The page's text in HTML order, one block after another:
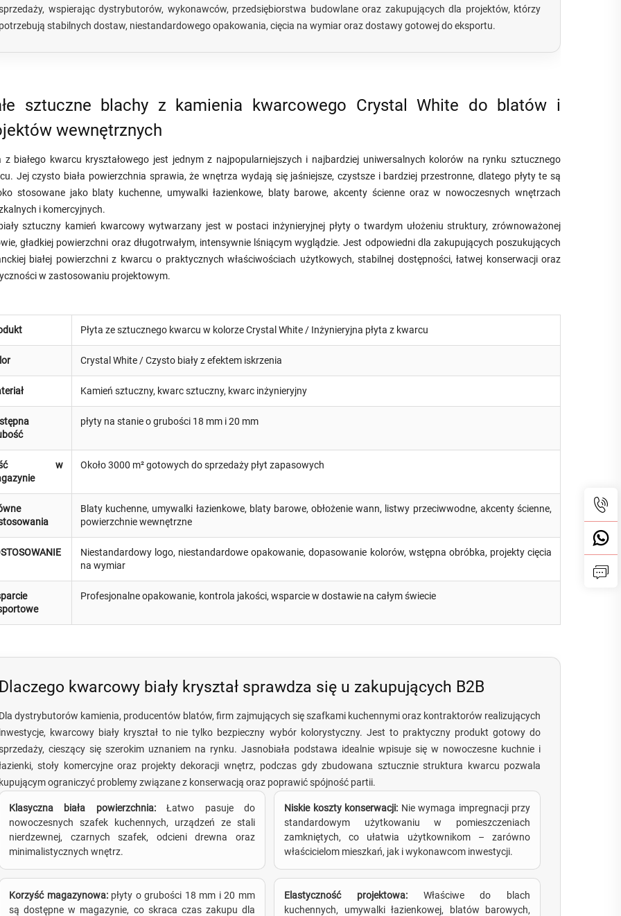
wspierając dystrybutorów, wykonawców, przedsiębiorstwa budowlane oraz zakupujących dla projektów, którzy
potrzebują stabilnych dostaw, niestandardowego opakowania, cięcia na wymiar oraz dostawy gotowej do eksportu.
sztuczne blachy z kamienia kwarcowego Crystal White do blatów i
wewnętrznych
z białego kwarcu kryształowego jest jednym z najpopularniejszych i najbardziej uniwersalnych kolorów na rynku sztucznego
Jej czysto biała powierzchnia sprawia, że wnętrza wydają się jaśniejsze, czystsze i bardziej przestronne, dlatego płyty te są
stosowane jako blaty kuchenne, umywalki łazienkowe, blaty barowe, akcenty ścienne oraz w nowoczesnych wnętrzach
i komercyjnych.
sztuczny kamień kwarcowy wytwarzany jest w postaci inżynieryjnej płyty o twardym ułożeniu struktury, zrównoważonej
gładkiej powierzchni oraz długotrwałym, intensywnie lśniącym wyglądzie. Jest odpowiedni dla zakupujących poszukujących
białej powierzchni z kwarcu o praktycznych właściwościach użytkowych, stabilnej dostępności, łatwej konserwacji oraz
w zastosowaniu projektowym.
Płyta ze sztucznego kwarcu w kolorze Crystal White / Inżynieryjna płyta z kwarcu
Crystal White / Czysto biały z efektem iskrzenia
Kamień sztuczny, kwarc sztuczny, kwarc inżynieryjny
płyty na stanie o grubości 18 mm i 20 mm
w
Około 3000 m² gotowych do sprzedaży płyt zapasowych
Blaty kuchenne, umywalki łazienkowe, blaty barowe, obłożenie wann, listwy przeciwwodne, akcenty ścienne,
powierzchnie wewnętrzne
Niestandardowy logo, niestandardowe opakowanie, dopasowanie kolorów, wstępna obróbka, projekty cięcia
na wymiar
Profesjonalne opakowanie, kontrola jakości, wsparcie w dostawie na całym świecie
Dlaczego kwarcowy biały kryształ sprawdza się u zakupujących B2B
Dla dystrybutorów kamienia, producentów blatów, firm zajmujących się szafkami kuchennymi oraz kontraktorów realizujących
inwestycje, kwarcowy biały kryształ to nie tylko bezpieczny wybór kolorystyczny. Jest to praktyczny produkt gotowy do
cieszący się szerokim uznaniem na rynku. Jasnobiała podstawa idealnie wpisuje się w nowoczesne kuchnie i
stoły komercyjne oraz projekty dekoracji wnętrz, podczas gdy zbudowana sztucznie struktura kwarcu pozwala
kupującym ograniczyć problemy związane z konserwacją oraz poprawić spójność partii.
Klasyczna biała powierzchnia:Łatwo pasuje do
nowoczesnych szafek kuchennych, urządzeń ze stali
nierdzewnej, czarnych szafek, odcieni drewna oraz
minimalistycznych wnętrz.
Niskie koszty konserwacji: Nie wymaga impregnacji przy
standardowym użytkowaniu w pomieszczeniach
zamkniętych, co ułatwia użytkownikom – zarówno
właścicielom mieszkań, jak i wykonawcom inwestycji.
Korzyść magazynowa: płyty o grubości 18 mm i 20 mm
są dostępne w magazynie, co skraca czas zakupu dla
Elastyczność projektowa: Właściwe do blach
kuchennych, umywalki łazienkowej, blatów barowych,